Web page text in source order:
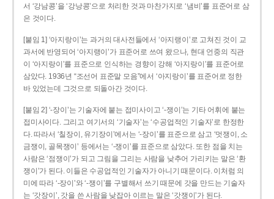
서 ‘강남콩’을 ‘강낭콩’으로 처리한 것과 마찬가지로 ‘냄비’를 표준어로 삼
은 것이다.
[붙임 1] ‘아지랑이’는 과거의 대사전들에서 ‘아지랭이’로 고쳐진 것이 교
과서에 반영되어 ‘아지랭이’가 표준어로 쓰여 왔으나, 현대 언중의 직관
이 ‘아지랑이’를 표준으로 인식하는 경향이 강해 ‘아지랑이’를 표준어로
삼았다. 1936년 “조선어 표준말 모음”에서 ‘아지랑이’를 표준어로 정한
바 있었는데 그것으로 되돌아간 것이다.
[붙임 2] ‘-장이’는 기술자에 붙는 접미사이고 ‘-쟁이’는 기타 어휘에 붙는
접미사이다. 그리고 여기서의 ‘기술자’는 ‘수공업적인 기술자’로 한정한
다. 따라서 ‘칠장이, 유기장이’에서는 ‘-장이’를 표준으로 삼고 ‘멋쟁이, 소
금쟁이, 골목쟁이’ 등에서는 ‘-쟁이’를 표준으로 삼았다. 또한 점을 치는
사람은 ‘점쟁이’가 되고 그림을 그리는 사람을 낮추어 가리키는 말은 ‘환
쟁이’가 된다. 이들은 수공업적인 기술자가 아니기 때문이다. 이처럼 의
미에 따라 ‘-장이’와 ‘-쟁이’를 구별해서 쓰기 때문에 갓을 만드는 기술자
는 ‘갓장이’, 갓을 쓴 사람을 낮잡아 이르는 말은 ‘갓쟁이’가 된다.